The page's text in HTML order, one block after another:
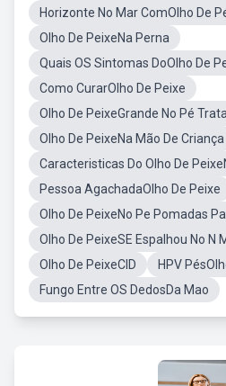
Horizonte No Mar ComOlho De
Olho De PeixeNa Perna
Quais OS Sintomas DoOlho De
Como CurarOlho De Peixe
Olho De PeixeGrande No Pé
Olho De PeixeNa Mão De Criança
Caracteristicas Do Olho De
Pessoa AgachadaOlho De Peixe
Olho De PeixeNo Pe Pomadas
Olho De PeixeSE Espalhou No N
Olho De PeixeCID
HPV
Fungo Entre OS DedosDa Mao